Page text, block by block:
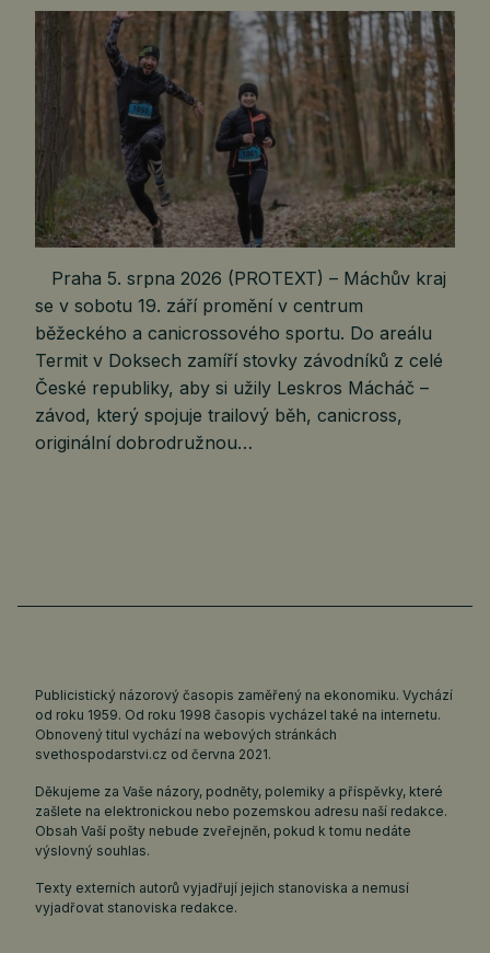
Praha 5. srpna 2026 (PROTEXT) – Máchův kraj
se v sobotu 19. září promění v centrum
běžeckého a canicrossového sportu. Do areálu
Termit v Doksech zamíří stovky závodníků z celé
České republiky, aby si užily Leskros Mácháč –
závod, který spojuje trailový běh, canicross,
originální dobrodružnou…
Publicistický názorový časopis zaměřený na ekonomiku. Vychází
od roku 1959. Od roku 1998 časopis vycházel také na internetu.
Obnovený titul vychází na webových stránkách
svethospodarstvi.cz od června 2021.
Děkujeme za Vaše názory, podněty, polemiky a příspěvky, které
zašlete na elektronickou nebo pozemskou adresu naší redakce.
Obsah Vaší pošty nebude zveřejněn, pokud k tomu nedáte
výslovný souhlas.
Texty externích autorů vyjadřují jejich stanoviska a nemusí
vyjadřovat stanoviska redakce.